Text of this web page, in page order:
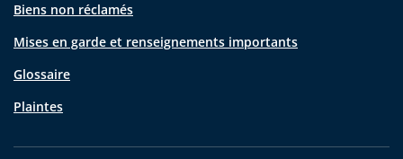
Biens non réclamés
Mises en garde et renseignements importants
Glossaire
Plaintes